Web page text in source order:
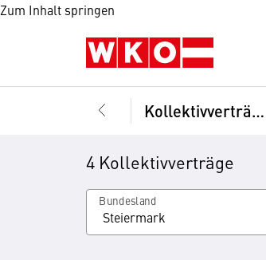
Zum Inhalt springen
Kollektivverträge
4 Kollektivverträge
Bundesland